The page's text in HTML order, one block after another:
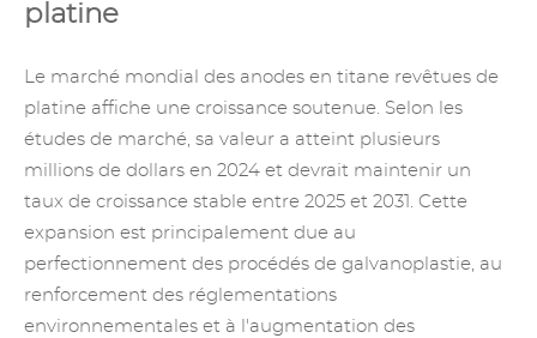
platine
Le marché mondial des anodes en titane revêtues de
platine affiche une croissance soutenue. Selon les
études de marché, sa valeur a atteint plusieurs
millions de dollars en 2024 et devrait maintenir un
taux de croissance stable entre 2025 et 2031. Cette
expansion est principalement due au
perfectionnement des procédés de galvanoplastie, au
renforcement des réglementations
environnementales et à l'augmentation des